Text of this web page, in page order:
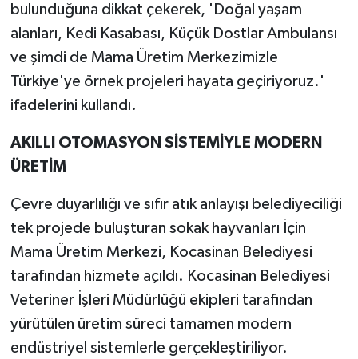
bulunduğuna dikkat çekerek, 'Doğal yaşam
alanları, Kedi Kasabası, Küçük Dostlar Ambulansı
ve şimdi de Mama Üretim Merkezimizle
Türkiye'ye örnek projeleri hayata geçiriyoruz.'
ifadelerini kullandı.
AKILLI OTOMASYON SİSTEMİYLE MODERN
ÜRETİM
Çevre duyarlılığı ve sıfır atık anlayışı belediyeciliği
tek projede buluşturan sokak hayvanları İçin
Mama Üretim Merkezi, Kocasinan Belediyesi
tarafından hizmete açıldı. Kocasinan Belediyesi
Veteriner İşleri Müdürlüğü ekipleri tarafından
yürütülen üretim süreci tamamen modern
endüstriyel sistemlerle gerçekleştiriliyor.